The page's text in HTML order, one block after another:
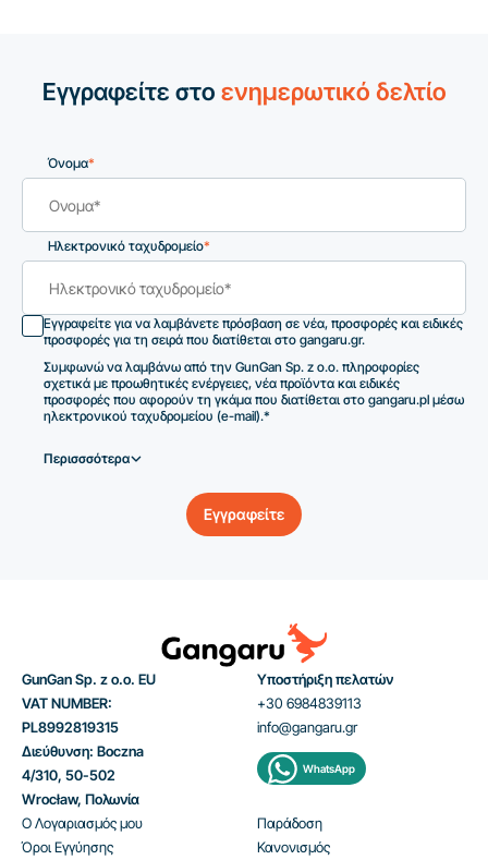
Εγγραφείτε στο ενημερωτικό δελτίο
Όνομα*
Ηλεκτρονικό ταχυδρομείο*
Εγγραφείτε για να λαμβάνετε πρόσβαση σε νέα, προσφορές και ειδικές
προσφορές για τη σειρά που διατίθεται στο gangaru.gr.
Συμφωνώ να λαμβάνω από την GunGan Sp. z o.o. πληροφορίες
σχετικά με προωθητικές ενέργειες, νέα προϊόντα και ειδικές
προσφορές που αφορούν τη γκάμα που διατίθεται στο gangaru.pl μέσω
ηλεκτρονικού ταχυδρομείου (e-mail).*
Περισσσότερα
Εγγραφείτε
GunGan Sp. z o.o. EU
VAT NUMBER:
PL8992819315
Διεύθυνση: Boczna
4/310, 50-502
Wrocław, Πολωνία
Υποστήριξη πελατών
+30 6984839113
info@gangaru.gr
WhatsApp
Ο Λογαριασμός μου
Παράδοση
Όροι Εγγύησης
Κανονισμός